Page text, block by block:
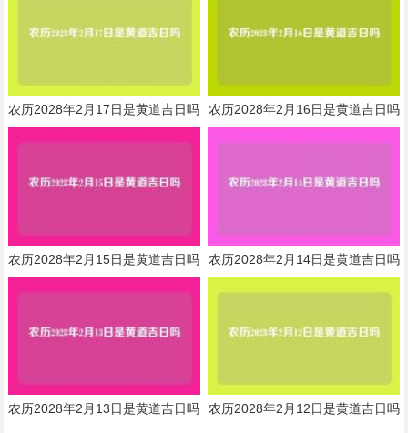
农历2028年2月17日是黄道吉日吗 农历2028年2月16日是黄道吉日吗
农历2028年2月15日是黄道吉日吗 农历2028年2月14日是黄道吉日吗
农历2028年2月13日是黄道吉日吗 农历2028年2月12日是黄道吉日吗